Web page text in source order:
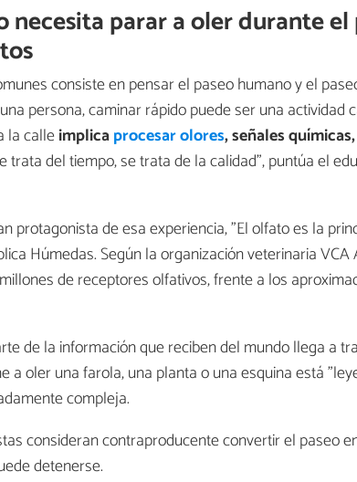
necesita parar a oler durante el
consiste en pensar el paseo humano y el
persona, caminar rápido puede ser una actividad
la calleimplicaprocesar olores, señales
trata del tiempo, se trata de la calidad", puntúa el
protagonista de esa experiencia, "El olfato es la
Húmedas. Según la organización veterinaria
de receptores olfativos, frente a los
de la información que reciben del mundo llega a
a oler una farola, una planta o una esquina está
compleja.
consideran contraproducente convertir el paseo
detenerse.